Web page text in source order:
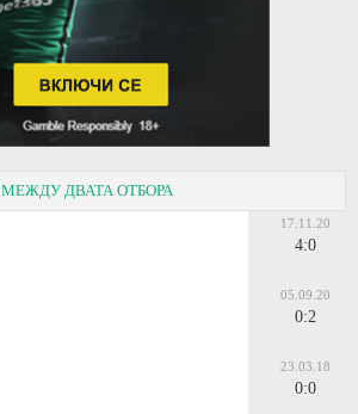
МЕЖДУ ДВАТА ОТБОРА
17.11.20
4:0
05.09.20
0:2
23.03.18
0:0